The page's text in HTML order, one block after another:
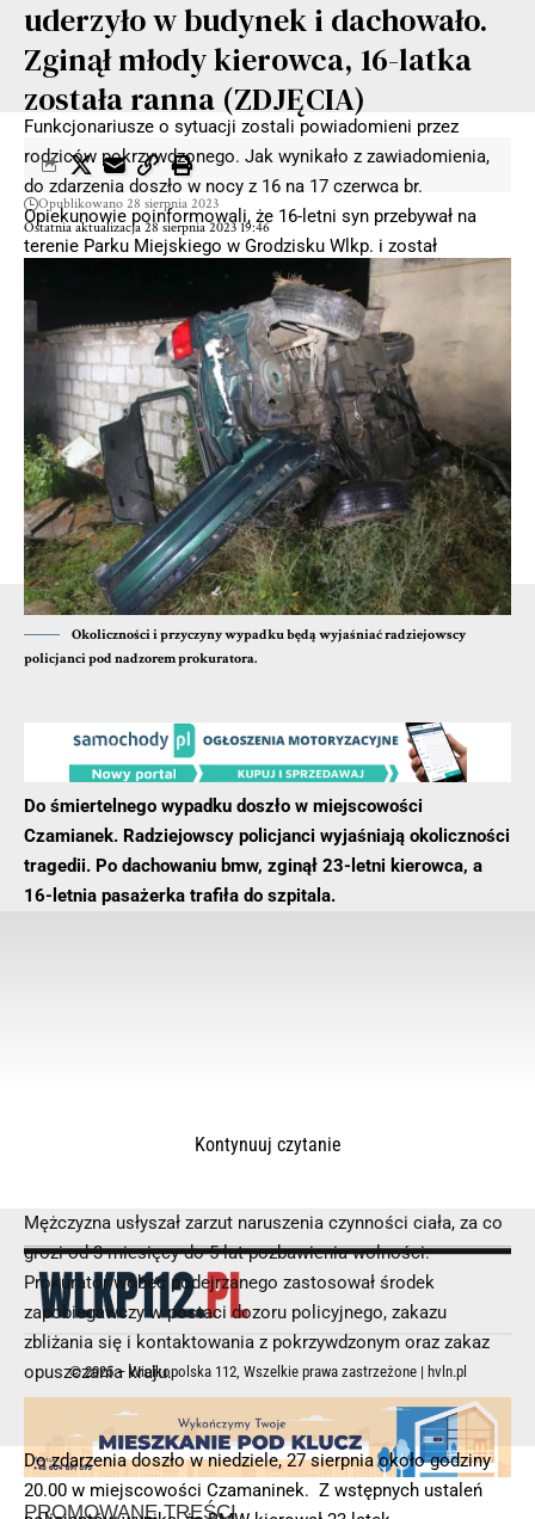
Funkcjonariusze o sytuacji zostali powiadomieni przez
rodziców pokrzywdzonego. Jak wynikało z zawiadomienia,
do zdarzenia doszło w nocy z 16 na 17 czerwca br.
Opiekunowie poinformowali, że 16-letni syn przebywał na
terenie Parku Miejskiego w Grodzisku Wlkp. i został
uderzony pięścią w twarz przez nieznanego mu mężczyznę.
Na skutek uderzenia stracił przytomność i upadł na ziemię. Z
przeprowadzonych badań lekarskich wynikało, że stan
nastolatka jest poważny.
Policjanci przeanalizowali dokładnie wszystkie uzyskane
informacje, aby ustalić sprawcę i dokładne okoliczności
przestępstwa. Funkcjonariusze wykonali również szereg
czynności, na podstawie których wytypowali podejrzanego i
potwierdzili swoje przypuszczenia zgromadzonymi
materiałami dowodowymi.
- Reklama -
Sprawcą uszkodzenia ciała okazał się 20-letni mieszkaniec
Mężczyzna usłyszał zarzut naruszenia czynności ciała, za co
grozi od 3 miesięcy do 5 lat pozbawienia wolności.
Prokurator wobec podejrzanego zastosował środek
zapobiegawczy w postaci dozoru policyjnego, zakazu
zbliżania się i kontaktowania z pokrzywdzonym oraz zakaz
opuszczania kraju.
uderzyło w budynek i dachowało.
Zginął młody kierowca, 16-latka
została ranna (ZDJĘCIA)
Ostatnia aktualizacja 28 sierpnia 2023 19:46
Opublikowano 28 sierpnia 2023
Okoliczności i przyczyny wypadku będą wyjaśniać radziejowscy
policjanci pod nadzorem prokuratora.
Do śmiertelnego wypadku doszło w miejscowości
Czamianek. Radziejowscy policjanci wyjaśniają okoliczności
tragedii. Po dachowaniu bmw, zginął 23-letni kierowca, a
16-letnia pasażerka trafiła do szpitala.
Do zdarzenia doszło w niedziele, 27 sierpnia około godziny
20.00 w miejscowości Czamaninek. Z wstępnych ustaleń
Kontynuuj czytanie
© 2025 – Wielkopolska 112, Wszelkie prawa zastrzeżone | hvln.pl